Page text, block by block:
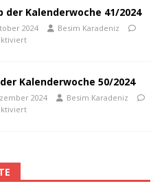
der Kalenderwoche 41/2024
2024
Besim Karadeniz
Kalenderwoche 50/2024
2024
Besim Karadeniz